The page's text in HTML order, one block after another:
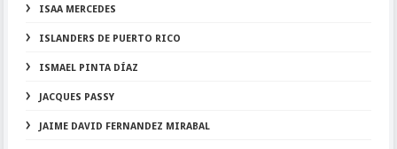
ISAA MERCEDES
ISLANDERS DE PUERTO RICO
ISMAEL PINTA DÍAZ
JACQUES PASSY
JAIME DAVID FERNANDEZ MIRABAL